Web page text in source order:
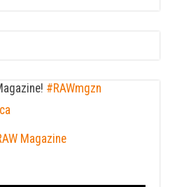
#RAWmgzn
Magazine